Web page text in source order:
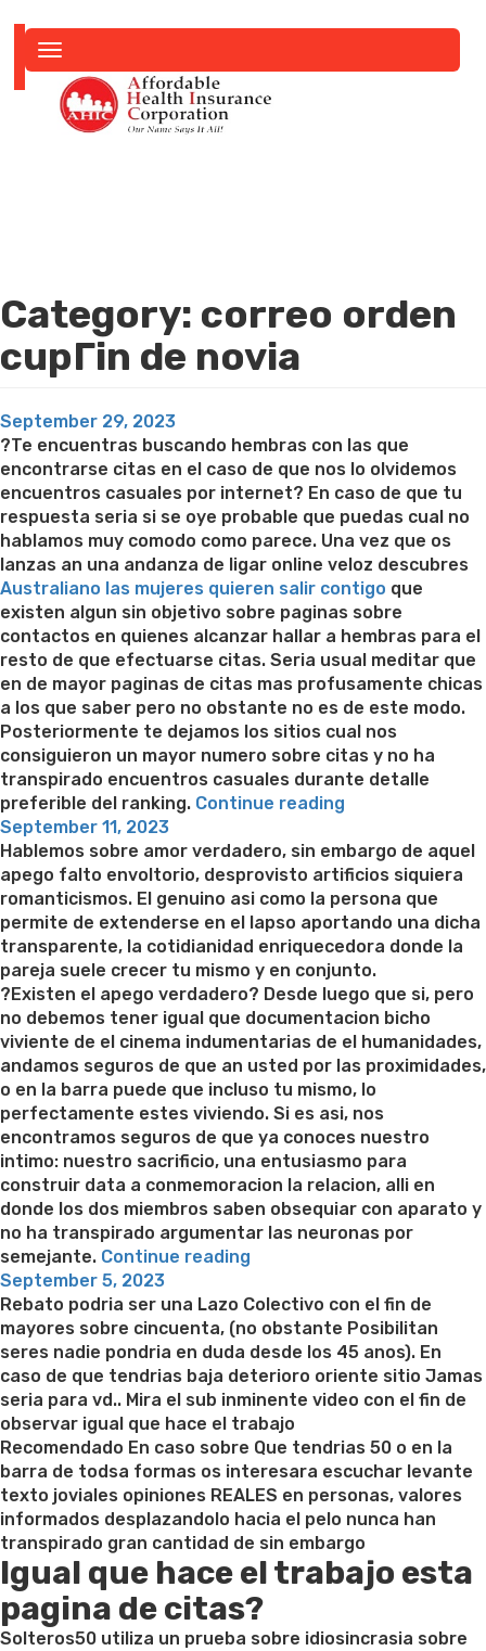
navigation
Category: correo orden
cupГіn de novia
Posted
on
September 29, 2023
?Te encuentras buscando hembras con las que
encontrarse citas en el caso de que nos lo olvidemos
encuentros casuales por internet? En caso de que tu
respuesta seri­a si se oye probable que puedas cual no
hablamos muy comodo como parece. Una vez que os
lanzas an una andanza de ligar online veloz descubres
Australiano las mujeres quieren salir contigo que
existen algun sin objetivo sobre paginas sobre
contactos en quienes alcanzar hallar a hembras para el
resto de que efectuarse citas. Seri­a usual meditar que
en de mayor paginas de citas mas profusamente chicas
a los que saber pero no obstante no es de este modo.
Posteriormente te dejamos los sitios cual nos
consiguieron un mayor numero sobre citas y no ha
transpirado encuentros casuales durante detalle
preferible del ranking. Continue reading
que
lugar
investigar
hembras
online?
Los
paginas
web
de
contactos
de
mas
recomendadas”
Posted
on
September 11, 2023
Hablemos sobre amor verdadero, sin embargo de aquel
apego falto envoltorio, desprovisto artificios siquiera
romanticismos. El genuino asi­ como la persona que
permite de extenderse en el lapso aportando una dicha
transparente, la cotidianidad enriquecedora donde la
pareja suele crecer tu mismo y en conjunto.
?Existen el apego verdadero? Desde luego que si, pero
no debemos tener igual que documentacion bicho
viviente de el cinema indumentarias de el humanidades,
andamos seguros de que an usted por las proximidades,
o en la barra puede que incluso tu mismo, lo
perfectamente estes viviendo. Si es asi, nos
encontramos seguros de que ya conoces nuestro
intimo: nuestro sacrificio, una entusiasmo para
construir data a conmemoracion la relacion, alli en
donde los dos miembros saben obsequiar con aparato y
no ha transpirado argumentar las neuronas por
semejante. Continue reading
verdadero
no
nace
o
en
la
barra
se
muestra,
inscribira
construye”
Posted
on
September 5, 2023
Rebato podria ser una Lazo Colectivo con el fin de
mayores sobre cincuenta, (no obstante Posibilitan
seres nadie pondri­a en duda desde los 45 anos). En
caso de que tendri­as baja deterioro oriente sitio Jamas
seri­a para vd.. Mira el sub inminente video con el fin de
observar igual que hace el trabajo
Recomendado En caso sobre Que tendri­as 50 o en la
barra de todsa formas os interesara escuchar levante
texto joviales opiniones REALES en personas, valores
informados desplazandolo hacia el pelo nunca han
transpirado gran cantidad de sin embargo
Igual que hace el trabajo esta
pagina de citas?
Solteros50 utiliza un prueba sobre idiosincrasia sobre